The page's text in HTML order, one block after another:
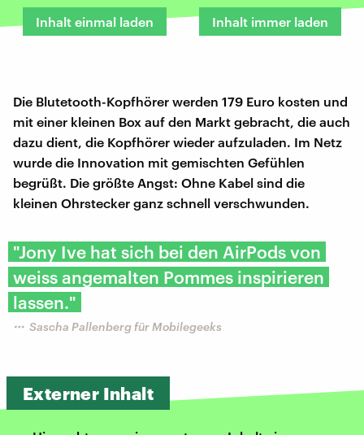
Inhalt einmal laden Inhalt immer laden
Die Blutetooth-Kopfhörer werden 179 Euro kosten und
mit einer kleinen Box auf den Markt gebracht, die auch
dazu dient, die Kopfhörer wieder aufzuladen. Im Netz
wurde die Innovation mit gemischten Gefühlen
begrüßt. Die größte Angst: Ohne Kabel sind die
kleinen Ohrstecker ganz schnell verschwunden.
"Jony Ive hat sich bei den AirPods von
weiss angemalten Pommes inspirieren
lassen."
Sascha Pallenberg für Mobilegeeks
Externer Inhalt